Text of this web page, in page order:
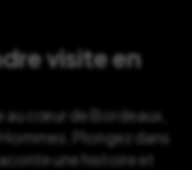
visite en
au cœur de Bordeaux,
Plongez dans
une histoire et